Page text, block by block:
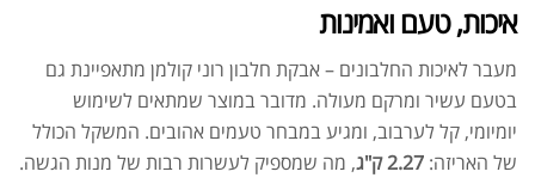
איכות, טעם ואמינות
מעבר לאיכות החלבונים – אבקת חלבון רוני קולמן מתאפיינת גם
בטעם עשיר ומרקם מעולה. מדובר במוצר שמתאים לשימוש
יומיומי, קל לערבוב, ומגיע במבחר טעמים אהובים. המשקל הכולל
של האריזה: 2.27 ק"ג , מה שמספיק לעשרות רבות של מנות הגשה.
שייקר מקצועי פרובודי לחלבון או גיינר
₪20.00